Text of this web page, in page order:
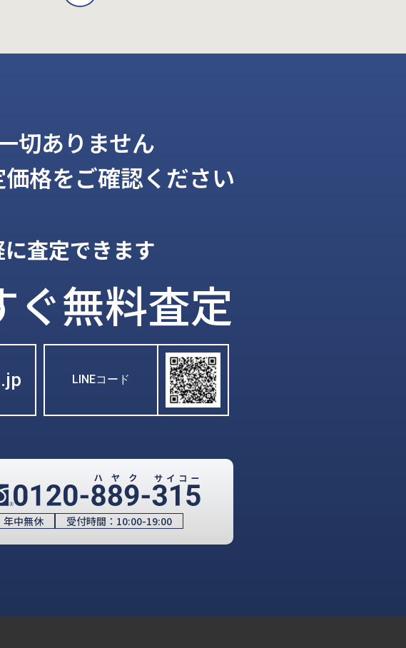
切ありません
格をご確認ください
査定できます
ぐ無料査定
LINEコード
年中無休 受付時間： 10:00-19:00